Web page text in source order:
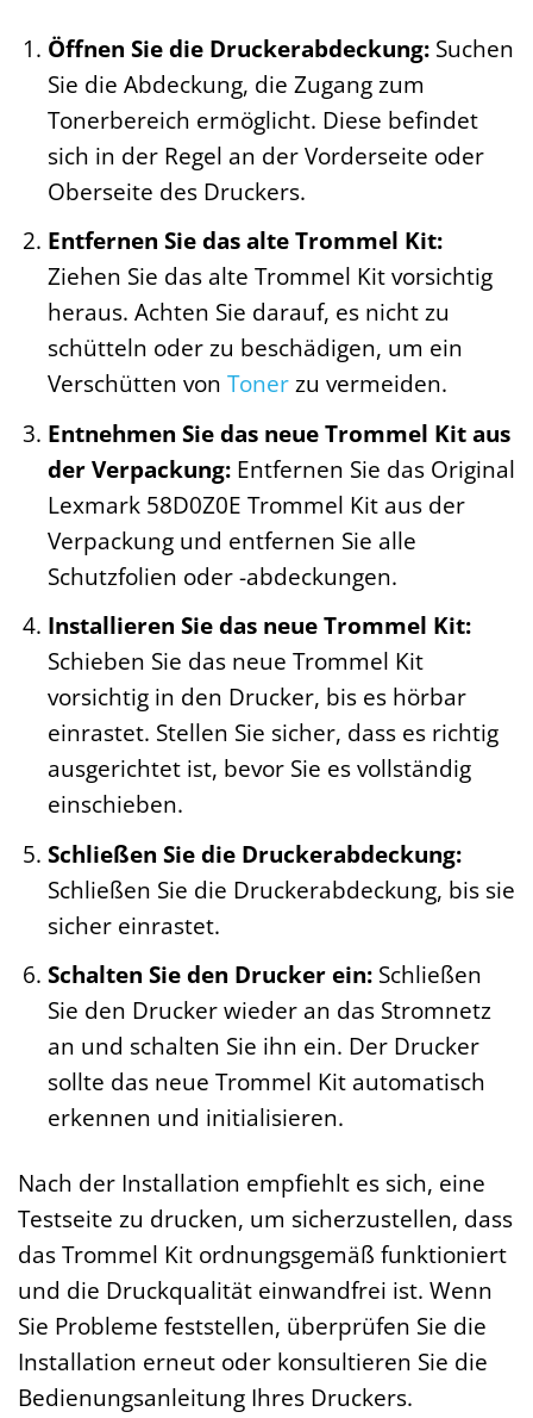
Öffnen Sie die Druckerabdeckung:Suchen
Sie die Abdeckung, die Zugang zum
Tonerbereich ermöglicht. Diese befindet
sich in der Regel an der Vorderseite oder
Oberseite des Druckers.
Entfernen Sie das alte Trommel Kit:
Ziehen Sie das alte Trommel Kit vorsichtig
heraus. Achten Sie darauf, es nicht zu
schütteln oder zu beschädigen, um ein
Verschütten von Tonerzu vermeiden.
Entnehmen Sie das neue Trommel Kit aus
der Verpackung:Entfernen Sie das Original
Lexmark 58D0Z0E Trommel Kit aus der
Verpackung und entfernen Sie alle
Schutzfolien oder -abdeckungen.
Installieren Sie das neue Trommel Kit:
Schieben Sie das neue Trommel Kit
vorsichtig in den Drucker, bis es hörbar
einrastet. Stellen Sie sicher, dass es richtig
ausgerichtet ist, bevor Sie es vollständig
einschieben.
Schließen Sie die Druckerabdeckung:
Schließen Sie die Druckerabdeckung, bis sie
sicher einrastet.
Schalten Sie den Drucker ein:Schließen
Sie den Drucker wieder an das Stromnetz
an und schalten Sie ihn ein. Der Drucker
sollte das neue Trommel Kit automatisch
erkennen und initialisieren.
Nach der Installation empfiehlt es sich, eine
Testseite zu drucken, um sicherzustellen, dass
das Trommel Kit ordnungsgemäß funktioniert
und die Druckqualität einwandfrei ist. Wenn
Sie Probleme feststellen, überprüfen Sie die
Installation erneut oder konsultieren Sie die
Bedienungsanleitung Ihres Druckers.